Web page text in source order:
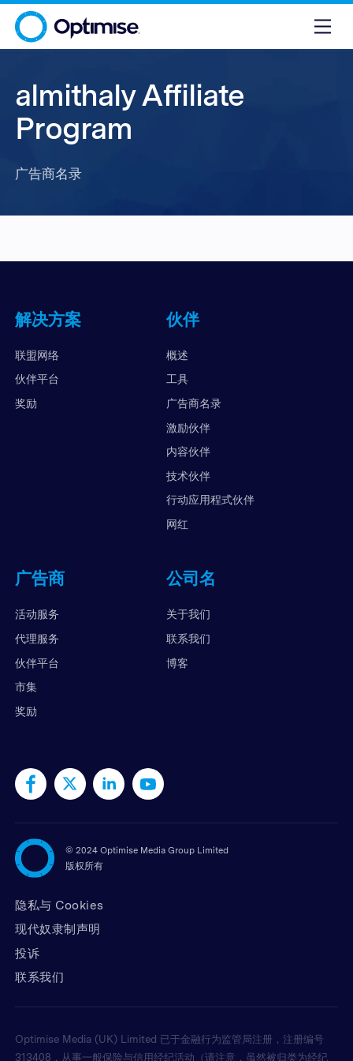
almithaly Affiliate
Program
广告商名录
解决方案
联盟网络
伙伴平台
奖励
伙伴
概述
工具
广告商名录
激励伙伴
内容伙伴
技术伙伴
行动应用程式伙伴
网红
广告商
活动服务
代理服务
伙伴平台
市集
奖励
公司名
关于我们
联系我们
博客
© 2024 Optimise Media Group Limited
版权所有
隐私与 Cookies
现代奴隶制声明
投诉
联系我们
Optimise Media (UK) Limited 已于金融行为监管局注册，注册编号
313408，从事一般保险与信用经纪活动（请注意，虽然被归类为经纪